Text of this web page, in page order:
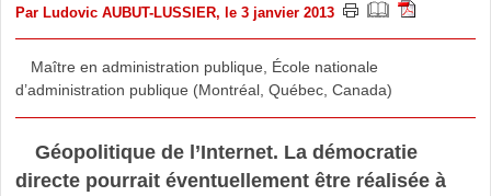
Par Ludovic AUBUT-LUSSIER, le 3 janvier 2013
Maître en administration publique, École nationale
d’administration publique (Montréal, Québec, Canada)
Géopolitique de l’Internet. La démocratie
directe pourrait éventuellement être réalisée à